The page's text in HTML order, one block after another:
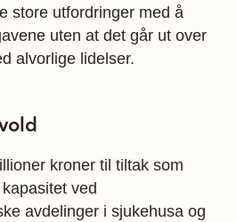
store utfordringer med å
uten at det går ut over
alvorlige lidelser.
kroner til tiltak som
ved
avdelinger i sjukehusa og